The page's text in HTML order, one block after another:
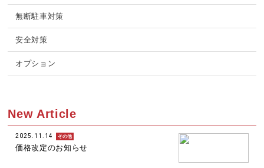
無断駐車対策
安全対策
オプション
New Article
2025.11.14 その他
価格改定のお知らせ